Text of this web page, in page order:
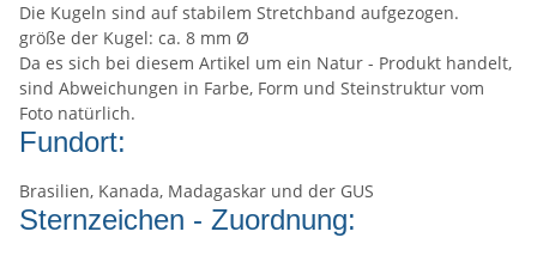
Die Kugeln sind auf stabilem Stretchband aufgezogen.
größe der Kugel: ca. 8 mm Ø
Da es sich bei diesem Artikel um ein Natur - Produkt handelt,
sind Abweichungen in Farbe, Form und Steinstruktur vom
Foto natürlich.
Fundort:
Brasilien, Kanada, Madagaskar und der GUS
Sternzeichen - Zuordnung: